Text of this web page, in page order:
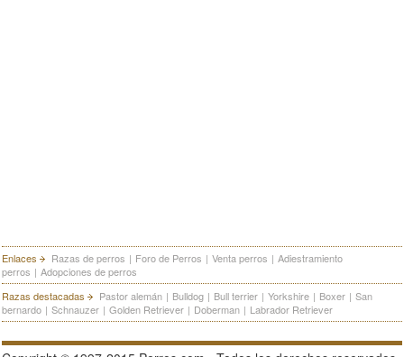
Enlaces Razas de perros | Foro de Perros | Venta perros | Adiestramiento
perros | Adopciones de perros
Razas destacadas
Pastor alemán | Bulldog | Bull terrier | Yorkshire | Boxer | San
bernardo | Schnauzer | Golden Retriever | Doberman | Labrador Retriever